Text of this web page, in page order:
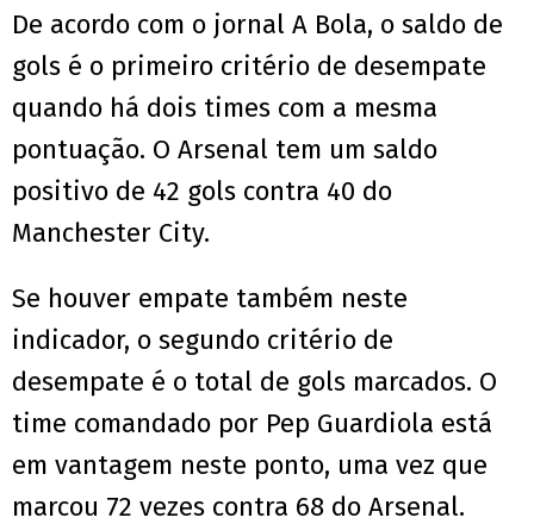
De acordo com o jornal A Bola, o saldo de
gols é o primeiro critério de desempate
quando há dois times com a mesma
pontuação. O Arsenal tem um saldo
positivo de 42 gols contra 40 do
Manchester City.
Se houver empate também neste
indicador, o segundo critério de
desempate é o total de gols marcados. O
time comandado por Pep Guardiola está
em vantagem neste ponto, uma vez que
marcou 72 vezes contra 68 do Arsenal.